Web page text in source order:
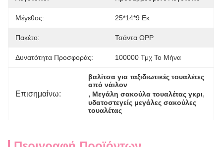
Μέγεθος: 25*14*9 Εκ
Πακέτο: Τσάντα OPP
Δυνατότητα Προσφοράς: 100000 Τμχ Το Μήνα
Επισημαίνω:
βαλίτσα για ταξιδιωτικές τουαλέτες
από νάιλον
, Μεγάλη σακούλα τουαλέτας γκρι
υδατοστεγείς μεγάλες σακούλες
τουαλέτας